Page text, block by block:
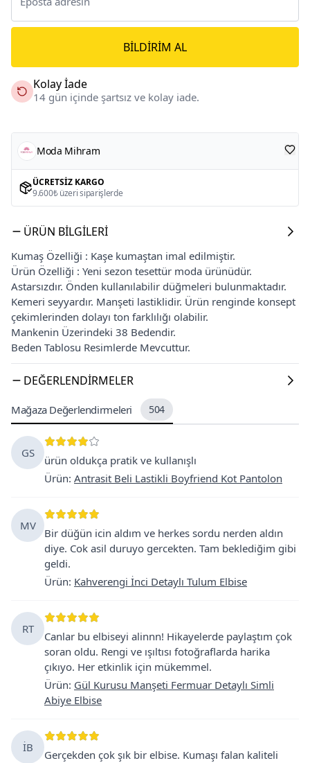
BILDIRIM AL
Kolay İade
14 gün içinde şartsız ve kolay iade.
Moda Mihram
ÜCRETSIZ KARGO
9.600₺ üzeri siparişlerde
ÜRÜN BILGILERI
Kumaş Özelliği : Kaşe kumaştan imal edilmiştir.
Ürün Özelliği : Yeni sezon tesettür moda ürünüdür.
Astarsızdır. Önden kullanılabilir düğmeleri bulunmaktadır.
Kemeri seyyardır. Manşeti lastiklidir. Ürün renginde konsept
çekimlerinden dolayı ton farklılığı olabilir.
Mankenin Üzerindeki 38 Bedendir.
Beden Tablosu Resimlerde Mevcuttur.
DEĞERLENDIRMELER
Mağaza Değerlendirmeleri 504
GS
ürün oldukça pratik ve kullanışlı
Ürün: Antrasit Beli Lastikli Boyfriend Kot Pantolon
MV
Bir düğün icin aldım ve herkes sordu nerden aldın
diye. Cok asil duruyo gercekten. Tam beklediğim gibi
geldi.
Ürün: Kahverengi İnci Detaylı Tulum Elbise
RT
Canlar bu elbiseyi alinnn! Hikayelerde paylaştım çok
soran oldu. Rengi ve ışıltısı fotoğraflarda harika
çıkıyo. Her etkinlik için mükemmel.
Ürün: Gül Kurusu Manşeti Fermuar Detaylı Simli
Abiye Elbise
İB
Gerçekden çok şık bir elbise. Kumaşı falan kaliteli